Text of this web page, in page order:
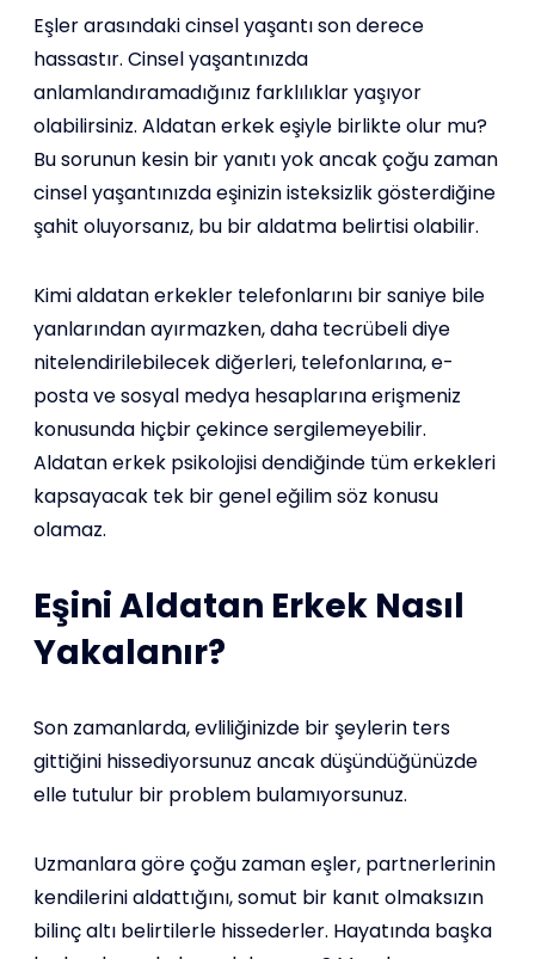
Eşler arasındaki cinsel yaşantı son derece
hassastır. Cinsel yaşantınızda
anlamlandıramadığınız farklılıklar yaşıyor
olabilirsiniz. Aldatan erkek eşiyle birlikte olur mu?
Bu sorunun kesin bir yanıtı yok ancak çoğu zaman
cinsel yaşantınızda eşinizin isteksizlik gösterdiğine
şahit oluyorsanız, bu bir aldatma belirtisi olabilir.
Kimi aldatan erkekler telefonlarını bir saniye bile
yanlarından ayırmazken, daha tecrübeli diye
nitelendirilebilecek diğerleri, telefonlarına, e-
posta ve sosyal medya hesaplarına erişmeniz
konusunda hiçbir çekince sergilemeyebilir.
Aldatan erkek psikolojisi dendiğinde tüm erkekleri
kapsayacak tek bir genel eğilim söz konusu
olamaz.
Eşini Aldatan Erkek Nasıl
Yakalanır?
Son zamanlarda, evliliğinizde bir şeylerin ters
gittiğini hissediyorsunuz ancak düşündüğünüzde
elle tutulur bir problem bulamıyorsunuz.
Uzmanlara göre çoğu zaman eşler, partnerlerinin
kendilerini aldattığını, somut bir kanıt olmaksızın
bilinç altı belirtilerle hissederler. Hayatında başka